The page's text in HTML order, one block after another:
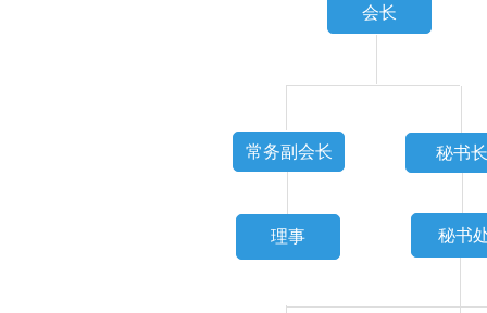
会长
常务副会长 秘书长
秘书
理事